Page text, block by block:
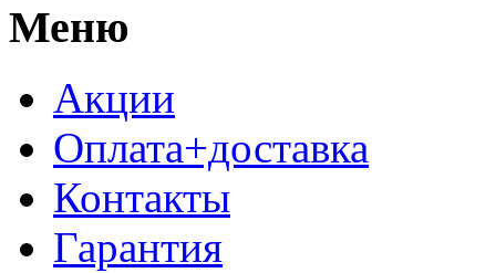
Меню
Акции
Оплата+доставка
Контакты
Гарантия